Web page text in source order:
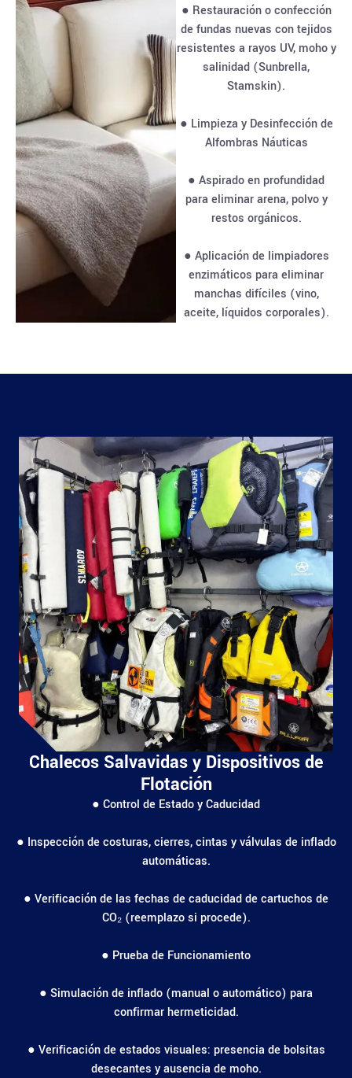
● Restauración o confección
de fundas nuevas con tejidos
resistentes a rayos UV, moho y
salinidad (Sunbrella,
Stamskin).
● Limpieza y Desinfección de
Alfombras Náuticas
● Aspirado en profundidad
para eliminar arena, polvo y
restos orgánicos.
● Aplicación de limpiadores
enzimáticos para eliminar
manchas difíciles (vino,
aceite, líquidos corporales).
Chalecos Salvavidas y Dispositivos de
Flotación
● Control de Estado y Caducidad
● Inspección de costuras, cierres, cintas y válvulas de inflado
automáticas.
● Verificación de las fechas de caducidad de cartuchos de
CO₂ (reemplazo si procede).
● Prueba de Funcionamiento
● Simulación de inflado (manual o automático) para
confirmar hermeticidad.
● Verificación de estados visuales: presencia de bolsitas
desecantes y ausencia de moho.